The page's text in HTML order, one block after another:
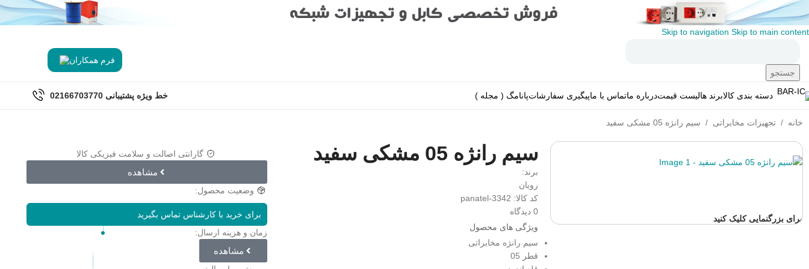
Skip to navigation Skip to main content
جستجو
فرم همکاران
دسته بندی کالابرند هالیست قیمتدرباره ماتماس با ماپیگیری سفارشاتپانامگ ( مجله ) خط ویژه پشتیبانی 02166703770
خانه / تجهیزات مخابراتی / سیم رانژه 05 مشکی سفید
برای بزرگنمایی کلیک کنید
سیم رانژه 05 مشکی سفید
برند:
رویان
کد کالا: panatel-3342
0 دیدگاه
ویژگی های محصول
سیم رانژه مخابراتی
قطر 05
گارانتی اصالت و سلامت فیزیکی کالا
مشاهده
وضعیت محصول:
برای خرید با کارشناس تماس بگیرید
زمان و هزینه ارسال:
مشاهده